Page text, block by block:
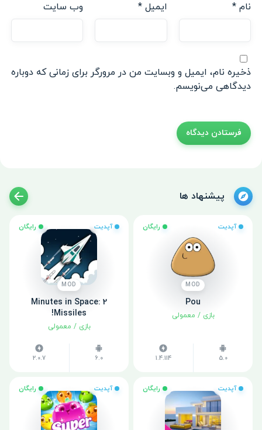
نام * ایمیل* وب‌ سایت
ذخیره نام، ایمیل و وبسایت من در مرورگر برای زمانی که دوباره
دیدگاهی می‌نویسم.
پیشنهاد ها
آپدیت رایگان
MOD
Pou
بازی / معمولی
5.0
1.4.114
آپدیت رایگان
MOD
2 Minutes in Space:
Missiles!
بازی / معمولی
6.0
2.0.7
آپدیت رایگان آپدیت رایگان